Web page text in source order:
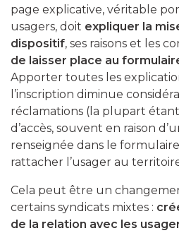
page explicative, véritable
usagers, doit expliquer la
dispositif, ses raisons et les
de laisser place au
Apporter toutes les
l’inscription diminue
réclamations (la plupart
d’accès, souvent en raison
renseignée dans le
rattacher l’usager au
Cela peut être un
certains syndicats mixtes :
de la relation avec les